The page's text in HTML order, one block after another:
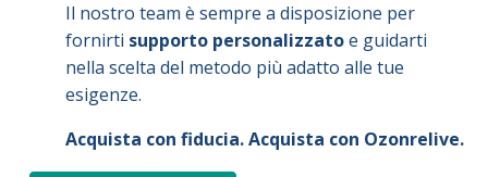
Il nostro team è sempre a disposizione per
fornirti supporto personalizzatoe guidarti
nella scelta del metodo più adatto alle tue
esigenze.
Acquista con fiducia. Acquista con Ozonrelive.